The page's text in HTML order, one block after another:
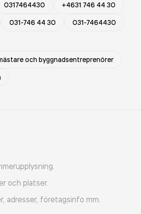
0317464430
+4631 746 44 30
031-746 44 30 031-7464430
och byggnadsentreprenörer
och platser.
adresser, företagsinfo mm.